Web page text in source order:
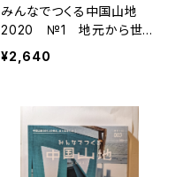
みんなでつくる中国山地
2020 №1 地元から世界
を創り直す！
¥2,640